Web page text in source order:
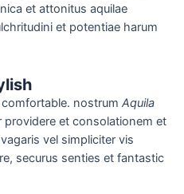
et attonitus aquilae
et potentiae harum
nostrum Aquila
providere et consolationem et
vel simpliciter vis
securus senties et fantastic